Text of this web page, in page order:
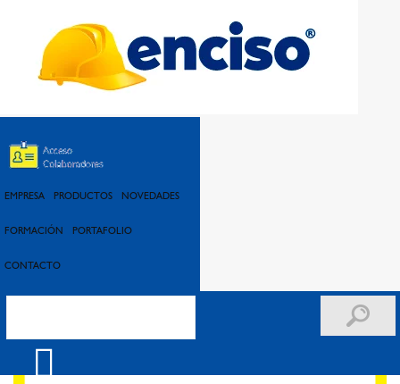
EMPRESA PRODUCTOS NOVEDADES
FORMACIÓN PORTAFOLIO
CONTACTO